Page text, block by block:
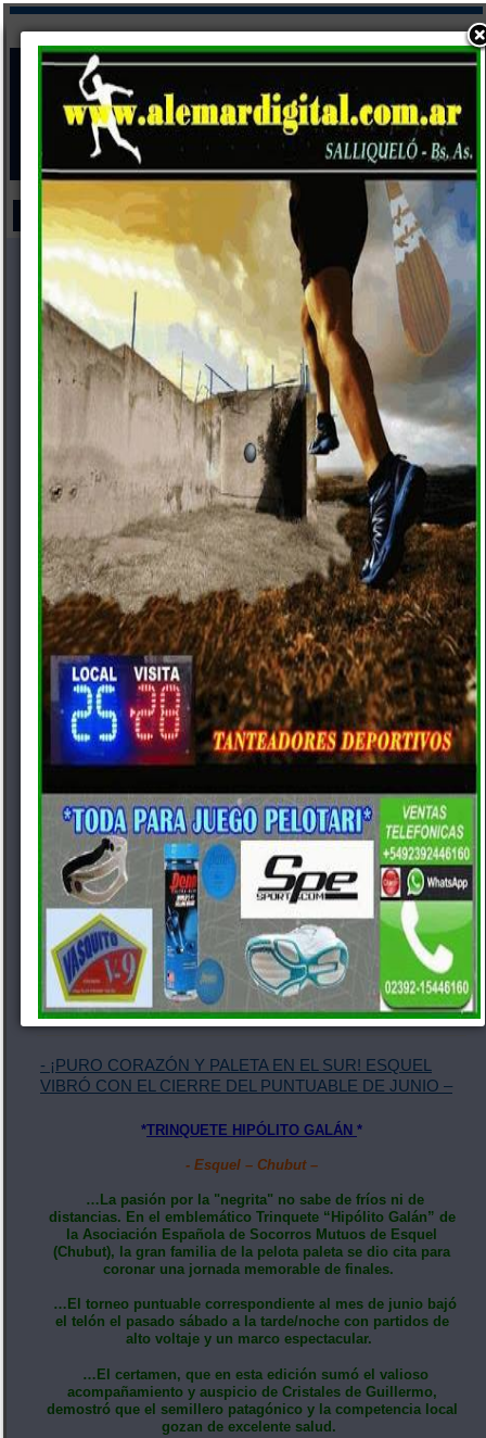
Abrir menú
EL SPONSOR
Ver AlemarDigital
ULTIMAS NOVEDADES
- ¡PURO CORAZÓN Y PALETA EN EL SUR! ESQUEL
VIBRÓ CON EL CIERRE DEL PUNTUABLE DE JUNIO –
*TRINQUETE HIPÓLITO GALÁN *
- Esquel – Chubut –
…La pasión por la "negrita" no sabe de fríos ni de
distancias. En el emblemático Trinquete “Hipólito Galán” de
la Asociación Española de Socorros Mutuos de Esquel
(Chubut), la gran familia de la pelota paleta se dio cita para
coronar una jornada memorable de finales.
…El torneo puntuable correspondiente al mes de junio bajó
el telón el pasado sábado a la tarde/noche con partidos de
alto voltaje y un marco espectacular.
…El certamen, que en esta edición sumó el valioso
acompañamiento y auspicio de Cristales de Guillermo,
demostró que el semillero patagónico y la competencia local
gozan de excelente salud.
CERRAR LA INFORMACIÓN